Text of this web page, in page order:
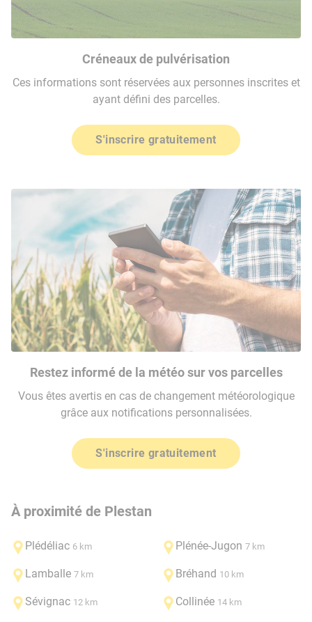
Créneaux de pulvérisation
Ces informations sont réservées aux personnes inscrites et
ayant défini des parcelles.
S'inscrire gratuitement
Restez informé de la météo sur vos parcelles
Vous êtes avertis en cas de changement météorologique
grâce aux notifications personnalisées.
S'inscrire gratuitement
À proximité de Plestan
Plédéliac 6 km Plénée-Jugon 7 km
Lamballe 7 km Bréhand 10 km
Sévignac 12 km Collinée 14 km